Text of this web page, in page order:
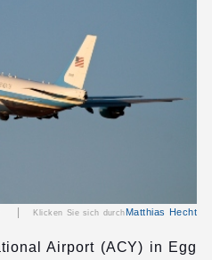
|Klicken Sie sich durch Matthias Hecht
Airport (ACY) in Egg